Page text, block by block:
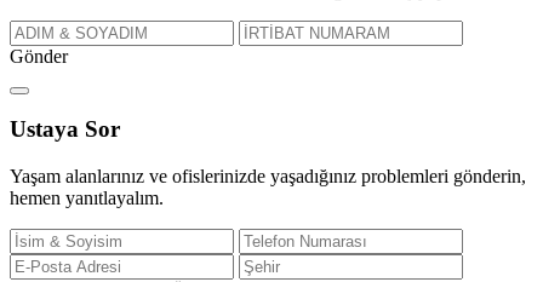
Gönder
Ustaya Sor
Yaşam alanlarınız ve ofislerinizde yaşadığınız problemleri gönderin,
hemen yanıtlayalım.